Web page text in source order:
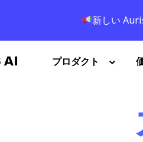
プロダクト
新しい